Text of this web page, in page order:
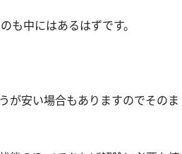
も中にはあるはずです。
が安い場合もありますのでそのま